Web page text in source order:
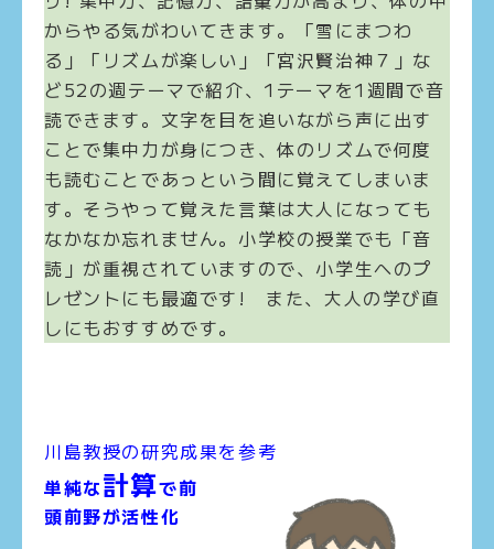
からやる気がわいてきます。「雪にまつわ
る」「リズムが楽しい」「宮沢賢治神７」な
ど52の週テーマで紹介、1テーマを1週間で音
読できます。文字を目を追いながら声に出す
ことで集中力が身につき、体のリズムで何度
も読むことであっという間に覚えてしまいま
す。そうやって覚えた言葉は大人になっても
なかなか忘れません。小学校の授業でも「音
読」が重視されていますので、小学生へのプ
レゼントにも最適です! また、大人の学び直
しにもおすすめです。
川島教授の研究成果を参考
単純な計算で前
頭前野が活性化